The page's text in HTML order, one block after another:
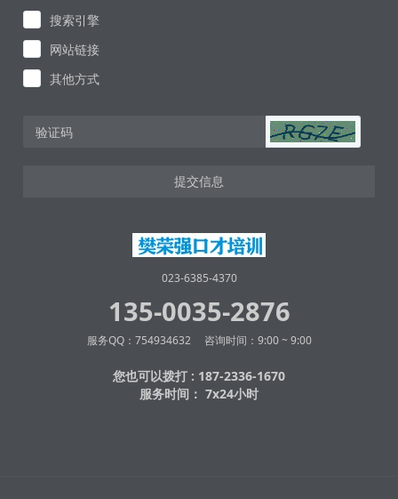
搜索引擎
网站链接
其他方式
提交信息
023-6385-4370
135-0035-2876
服务QQ：754934632 咨询时间：9:00 ~ 9:00
您也可以拨打 : 187-2336-1670
服务时间： 7x24小时